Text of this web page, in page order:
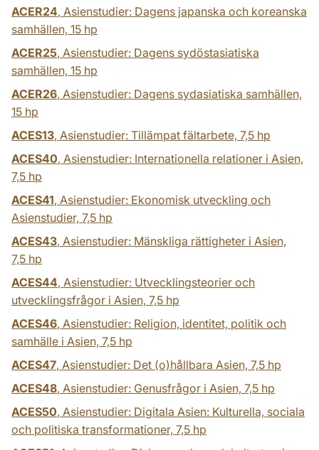
ACER24, Asienstudier: Dagens japanska och koreanska
samhällen, 15 hp
ACER25, Asienstudier: Dagens sydöstasiatiska
samhällen, 15 hp
ACER26, Asienstudier: Dagens sydasiatiska samhällen,
15 hp
ACES13, Asienstudier: Tillämpat fältarbete, 7,5 hp
ACES40, Asienstudier: Internationella relationer i Asien,
7,5 hp
ACES41, Asienstudier: Ekonomisk utveckling och
Asienstudier, 7,5 hp
ACES43, Asienstudier: Mänskliga rättigheter i Asien,
7,5 hp
ACES44, Asienstudier: Utvecklingsteorier och
utvecklingsfrågor i Asien, 7,5 hp
ACES46, Asienstudier: Religion, identitet, politik och
samhälle i Asien, 7,5 hp
ACES47, Asienstudier: Det (o)hållbara Asien, 7,5 hp
ACES48, Asienstudier: Genusfrågor i Asien, 7,5 hp
ACES50, Asienstudier: Digitala Asien: Kulturella, sociala
och politiska transformationer, 7,5 hp